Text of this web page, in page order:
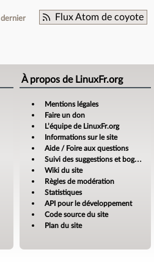
Flux Atom de coyote
dernier
À propos de LinuxFr.org
Mentions légales
Faire un don
L’équipe de LinuxFr.org
Informations sur le site
Aide / Foire aux questions
Suivi des suggestions et bogues
Wiki du site
Règles de modération
Statistiques
API pour le développement
Code source du site
Plan du site